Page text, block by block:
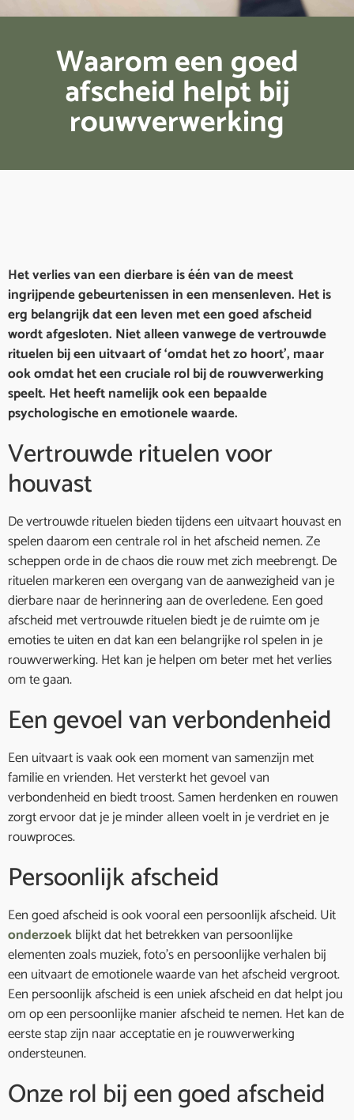
Waarom een goed
afscheid helpt bij
rouwverwerking
Het verlies van een dierbare is één van de meest
ingrijpende gebeurtenissen in een mensenleven. Het is
erg belangrijk dat een leven met een goed afscheid
wordt afgesloten. Niet alleen vanwege de vertrouwde
rituelen bij een uitvaart of ‘omdat het zo hoort’, maar
ook omdat het een cruciale rol bij de rouwverwerking
speelt. Het heeft namelijk ook een bepaalde
psychologische en emotionele waarde.
Vertrouwde rituelen voor
houvast
De vertrouwde rituelen bieden tijdens een uitvaart houvast en
spelen daarom een centrale rol in het afscheid nemen. Ze
scheppen orde in de chaos die rouw met zich meebrengt. De
rituelen markeren een overgang van de aanwezigheid van je
dierbare naar de herinnering aan de overledene. Een goed
afscheid met vertrouwde rituelen biedt je de ruimte om je
emoties te uiten en dat kan een belangrijke rol spelen in je
rouwverwerking. Het kan je helpen om beter met het verlies
om te gaan.
Een gevoel van verbondenheid
Een uitvaart is vaak ook een moment van samenzijn met
familie en vrienden. Het versterkt het gevoel van
verbondenheid en biedt troost. Samen herdenken en rouwen
zorgt ervoor dat je je minder alleen voelt in je verdriet en je
rouwproces.
Persoonlijk afscheid
Een goed afscheid is ook vooral een persoonlijk afscheid. Uit
onderzoekblijkt dat het betrekken van persoonlijke
elementen zoals muziek, foto’s en persoonlijke verhalen bij
een uitvaart de emotionele waarde van het afscheid vergroot.
Een persoonlijk afscheid is een uniek afscheid en dat helpt jou
om op een persoonlijke manier afscheid te nemen. Het kan de
eerste stap zijn naar acceptatie en je rouwverwerking
ondersteunen.
Onze rol bij een goed afscheid